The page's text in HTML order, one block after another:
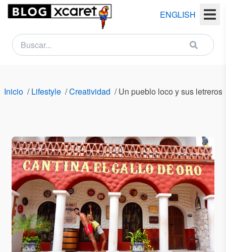
ENGLISH
Inicio /Lifestyle /Creatividad /Un pueblo loco y sus letreros
NEWSLETTER
Nombre
(s)
Email
País
Acepto